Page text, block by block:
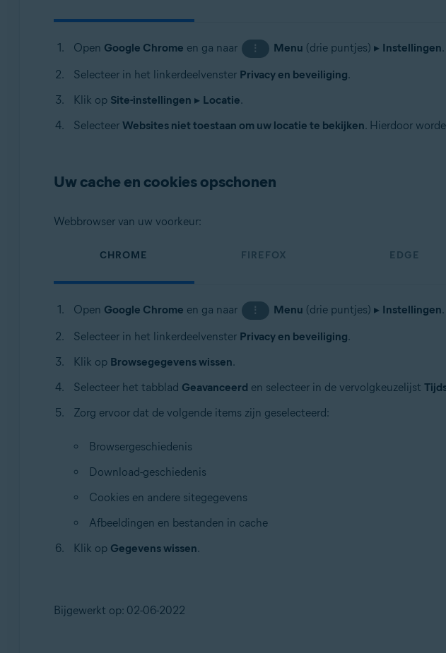
Open Google Chrome en ga naar ⋮ Menu (drie puntjes) ▸ Instellingen.
Selecteer in het linkerdeelvenster Privacy en beveiliging.
Klik op Site-instellingen ▸ Locatie.
Selecteer Websites niet toestaan om uw locatie te bekijken. Hierdoor
Uw cache en cookies opschonen
Webbrowser van uw voorkeur:
CHROME FIREFOX EDGE
Open Google Chrome en ga naar ⋮ Menu (drie puntjes) ▸ Instellingen.
Selecteer in het linkerdeelvenster Privacy en beveiliging.
Klik op Browsegegevens wissen.
Selecteer het tabblad Geavanceerd en selecteer in de vervolgkeuzelijst
Zorg ervoor dat de volgende items zijn geselecteerd:
Browsergeschiedenis
Download-geschiedenis
Cookies en andere sitegegevens
Afbeeldingen en bestanden in cache
Klik op Gegevens wissen.
Bijgewerkt op: 02-06-2022